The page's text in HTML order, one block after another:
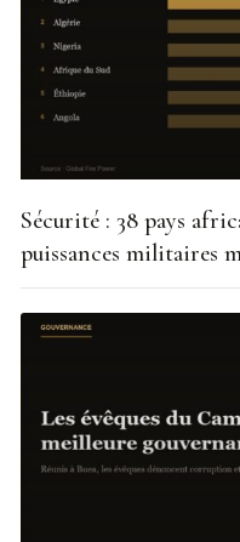
Sécurité : 38 pays
puissances militaires